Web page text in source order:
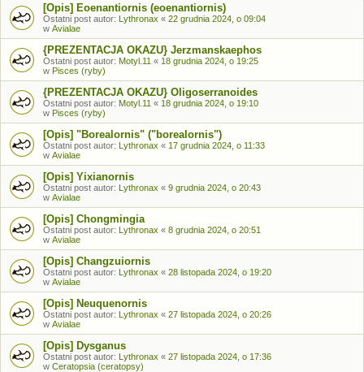
[Opis] Eoenantiornis (eoenantiornis)
Ostatni post autor: Lythronax « 22 grudnia 2024, o 09:04
w Avialae
{PREZENTACJA OKAZU} Jerzmanskaephos
Ostatni post autor: Motyl.11 « 18 grudnia 2024, o 19:25
w Pisces (ryby)
{PREZENTACJA OKAZU} Oligoserranoides
Ostatni post autor: Motyl.11 « 18 grudnia 2024, o 19:10
w Pisces (ryby)
[Opis] "Borealornis" ("borealornis")
Ostatni post autor: Lythronax « 17 grudnia 2024, o 11:33
w Avialae
[Opis] Yixianornis
Ostatni post autor: Lythronax « 9 grudnia 2024, o 20:43
w Avialae
[Opis] Chongmingia
Ostatni post autor: Lythronax « 8 grudnia 2024, o 20:51
w Avialae
[Opis] Changzuiornis
Ostatni post autor: Lythronax « 28 listopada 2024, o 19:20
w Avialae
[Opis] Neuquenornis
Ostatni post autor: Lythronax « 27 listopada 2024, o 20:26
w Avialae
[Opis] Dysganus
Ostatni post autor: Lythronax « 27 listopada 2024, o 17:36
w Ceratopsia (ceratopsy)